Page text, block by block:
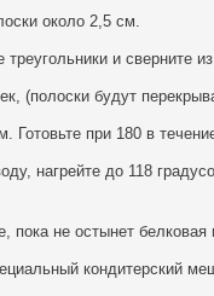
около 2,5 см.
и сверните
(полоски будут
Готовьте при 180 в
нагрейте до 118
пока не остынет белковая
кондитерский